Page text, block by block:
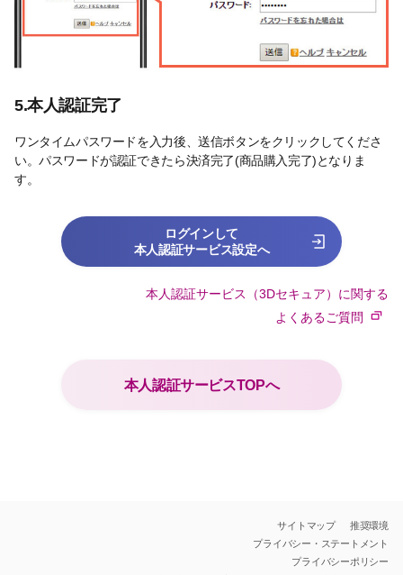
5.本人認証完了
ワンタイムパスワードを入力後、送信ボタンをクリックしてくださ
い。パスワードが認証できたら決済完了(商品購入完了)となりま
す。
ログインして
本人認証サービス設定へ
本人認証サービス（3Dセキュア）に関する
よくあるご質問
本人認証サービスTOPへ
サイトマップ
推奨環境
プライバシー・ステートメント
プライバシーポリシー